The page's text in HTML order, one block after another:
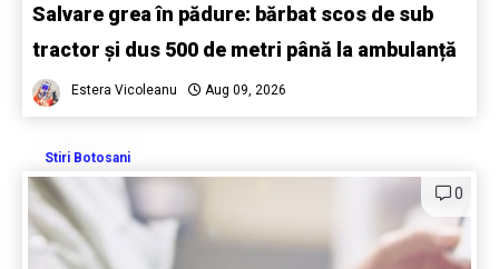
Salvare grea în pădure: bărbat scos de sub
tractor și dus 500 de metri până la ambulanță
Estera Vicoleanu Aug 09, 2026
Stiri Botosani
0